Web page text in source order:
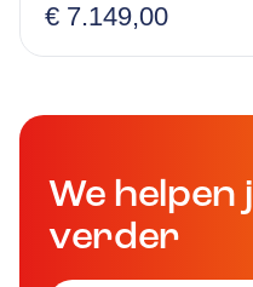
€ 7.149,00
We helpen
verder